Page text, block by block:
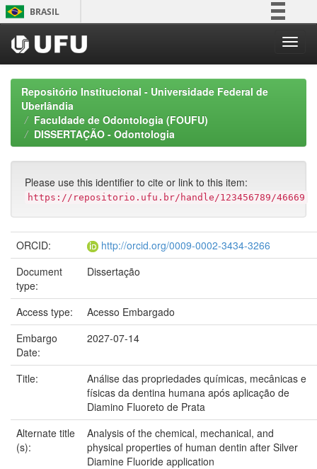
Skip
navigation
BRASIL
Participe
Acesso à informação
Legislação
Repositório Institucional - Universidade Federal de
Uberlândia
Faculdade de Odontologia (FOUFU)
DISSERTAÇÃO - Odontologia
Please use this identifier to cite or link to this item:
https://repositorio.ufu.br/handle/123456789/46669
ORCID:
http://orcid.org/0009-0002-3434-3266
Document
type:
Dissertação
Access type:
Acesso Embargado
Embargo
Date:
2027-07-14
Title:
Análise das propriedades químicas, mecânicas e
físicas da dentina humana após aplicação de
Diamino Fluoreto de Prata
Alternate title
(s):
Analysis of the chemical, mechanical, and
physical properties of human dentin after Silver
Diamine Fluoride application